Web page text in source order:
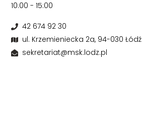
10:00 - 15:00
42 674 92 30
ul. Krzemieniecka 2a, 94-030 Łódź
sekretariat@msk.lodz.pl